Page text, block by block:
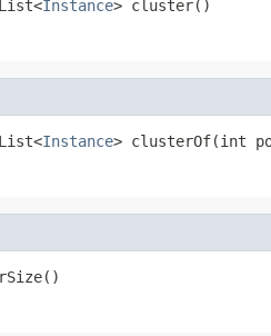
Instance> cluster()
Instance> clusterOf(int